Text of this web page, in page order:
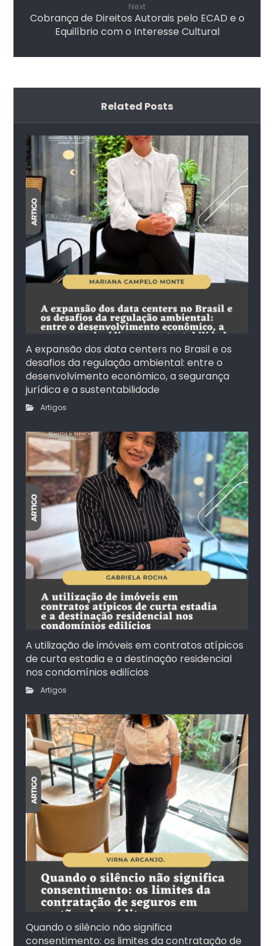
Next
Cobrança de Direitos Autorais pelo ECAD e o
Equilíbrio com o Interesse Cultural
Related Posts
A expansão dos data centers no Brasil e os
desafios da regulação ambiental: entre o
desenvolvimento econômico, a segurança
jurídica e a sustentabilidade
Artigos
A utilização de imóveis em contratos atípicos
de curta estadia e a destinação residencial
nos condomínios edilícios
Artigos
Quando o silêncio não significa
consentimento: os limites da contratação de